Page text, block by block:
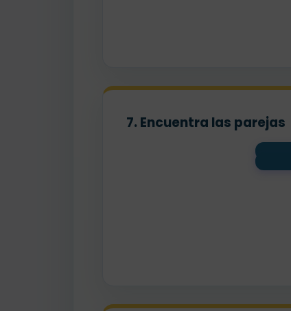
7. Encuentra las parejas